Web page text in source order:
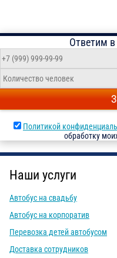
Ответим в
Политикой
обработку
Наши услуги
Автобус на свадьбу
Автобус на корпоратив
Перевозка детей автобусом
Доставка сотрудников